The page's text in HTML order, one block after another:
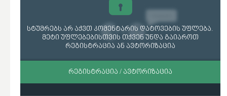
სტუმრებს არ აქვთ კომენტარის დატოვების უფლება.
მეტი უფლებებისთვის თქვენ უნდა გაიაროთ
რეგისტრაცია ან ავტორიზაცია
ᲠᲔᲒᲘᲡᲢᲠᲐᲪᲘᲐ / ᲐᲕᲢᲝᲠᲘᲖᲐᲪᲘᲐ